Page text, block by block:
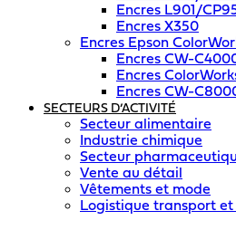
Encres L901/
Encres X350
Encres Epson
Encres CW-
Encres
Encres CW-
SECTEURS D’ACTIVITÉ
Secteur alimentaire
Industrie chimique
Secteur
Vente au détail
Vêtements et mode
Logistique transport